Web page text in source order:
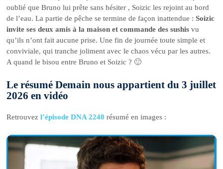
oublié que Bruno lui prête sans hésiter , Soizic les rejoint au bord
de l’eau. La partie de pêche se termine de façon inattendue :Soizic
invite ses deux amis à la maison et commande des sushis vu
qu’ils n’ont fait aucune prise. Une fin de journée toute simple et
conviviale, qui tranche joliment avec le chaos vécu par les autres.
A quand le bisou entre Bruno et Soizic ? 🙂
Le résumé Demain nous appartient du 3 juillet
2026 en vidéo
Retrouvezl’épisode DNA 2240 résumé en images :